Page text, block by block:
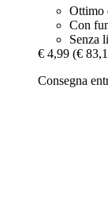
Ottimo
Con
Senza
€ 4,99 (€
Consegna